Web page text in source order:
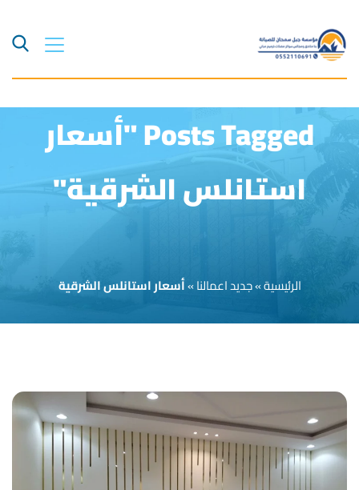
Posts Tagged "أسعار
استانلس الشرقية"
الرئيسية»جديد اعمالنا»أسعار استانلس الشرقية